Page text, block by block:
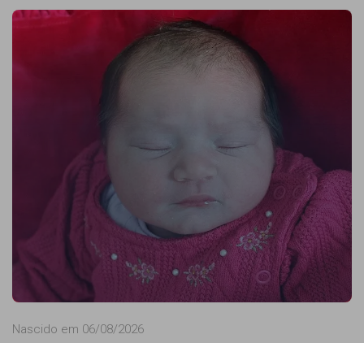
Nascido em 06/08/2026